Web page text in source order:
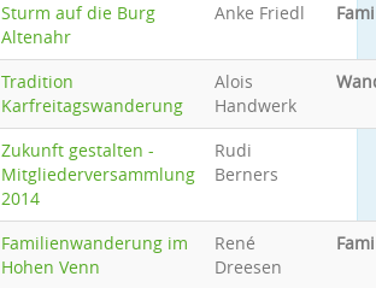
Sturm auf die Burg
Altenahr
Anke Friedl
Tradition
Karfreitagswanderung
Alois
Handwerk
Zukunft gestalten -
Mitgliederversammlung
2014
Rudi
Berners
Familienwanderung im
Hohen Venn
René
Dreesen